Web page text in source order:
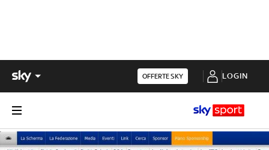
OFFERTE SKY LOGIN